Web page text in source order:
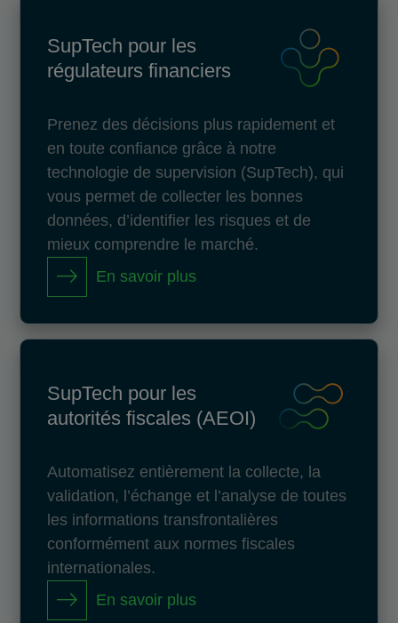
SupTech pour les
régulateurs financiers
Prenez des décisions plus rapidement et
en toute confiance grâce à notre
technologie de supervision (SupTech), qui
vous permet de collecter les bonnes
données, d’identifier les risques et de
mieux comprendre le marché.
En savoir plus
SupTech pour les
autorités fiscales (AEOI)
Automatisez entièrement la collecte, la
validation, l’échange et l’analyse de toutes
les informations transfrontalières
conformément aux normes fiscales
internationales.
En savoir plus